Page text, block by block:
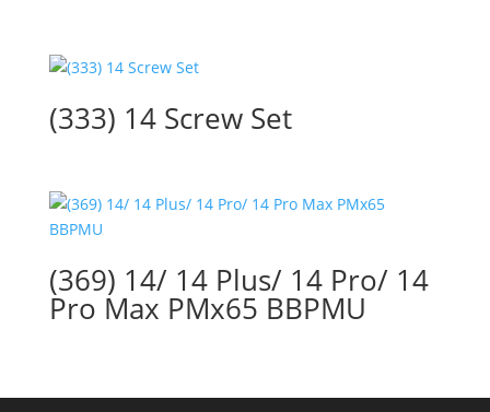
(333) 14 Screw Set
(369) 14/ 14 Plus/ 14 Pro/ 14
Pro Max PMx65 BBPMU